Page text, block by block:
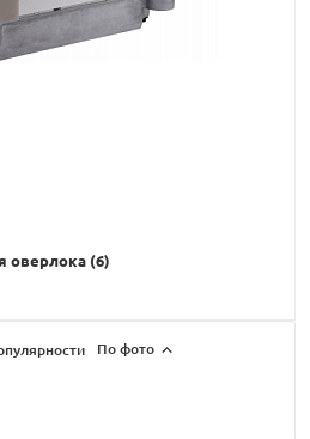
оверлока (6)
По фото